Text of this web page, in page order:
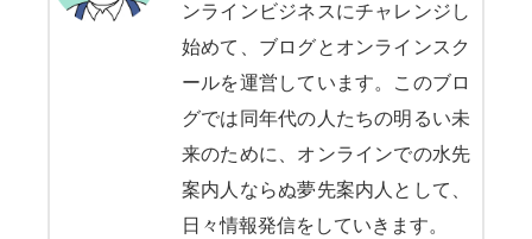
ンラインビジネスにチャレンジし
始めて、ブログとオンラインスク
ールを運営しています。このブロ
グでは同年代の人たちの明るい未
来のために、オンラインでの水先
案内人ならぬ夢先案内人として、
日々情報発信をしていきます。